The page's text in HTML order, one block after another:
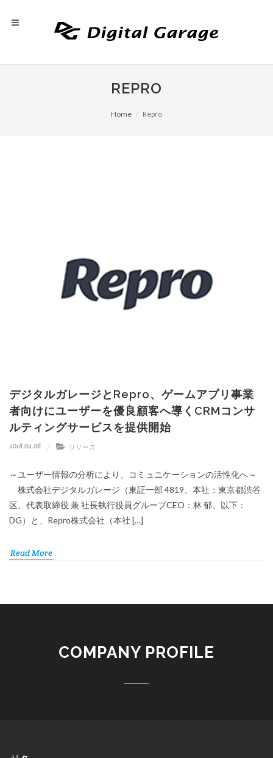
REPRO
Home Repro
デジタルガレージとRepro、ゲームアプリ事業
者向けにユーザーを優良顧客へ導くCRMコンサ
ルティングサービスを提供開始
2018.02.06 リリース
～ユーザー情報の分析により、コミュニケーションの活性化へ～
株式会社デジタルガレージ（東証一部 4819、本社：東京都渋谷
区、代表取締役 兼 社長執行役員グループCEO：林 郁、以下：
DG）と、Repro株式会社（本社 […]
Read More
COMPANY PROFILE